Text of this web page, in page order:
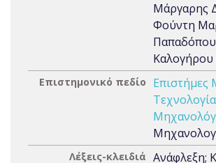
Μάργαρης
Φούντη
Καλογήρου
Επιστημονικό πεδίο
Επιστήμες
Τεχνολογία
Λέξεις-κλειδιά Ανάφλεξη;